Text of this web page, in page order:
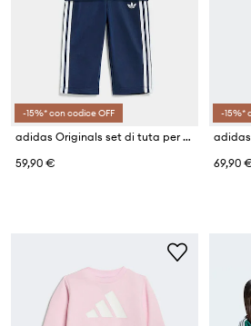
-15%* con codice OFF
adidas Originals set di tuta per bambini
59,90 €
-15%*
69,90